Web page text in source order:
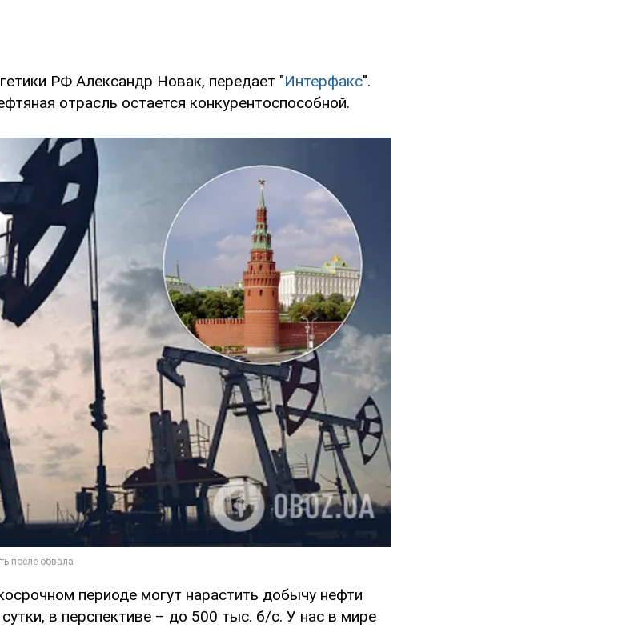
РФ Александр Новак, передает "Интерфакс".
отрасль остается конкурентоспособной.
периоде могут нарастить добычу нефти
в перспективе – до 500 тыс. б/с. У нас в мире